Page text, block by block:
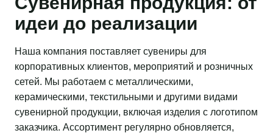
идеи до реализации
Наша компания поставляет сувениры для
корпоративных клиентов, мероприятий и розничных
сетей. Мы работаем с металлическими,
керамическими, текстильными и другими видами
сувенирной продукции, включая изделия с логотипом
заказчика. Ассортимент регулярно обновляется,